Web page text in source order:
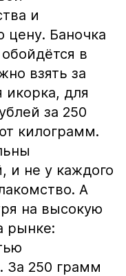
и
цену. Баночка
в
взять за
икорка, для
за 250
килограмм.
и не у каждого
А
на высокую
рынке:
За 250 грамм